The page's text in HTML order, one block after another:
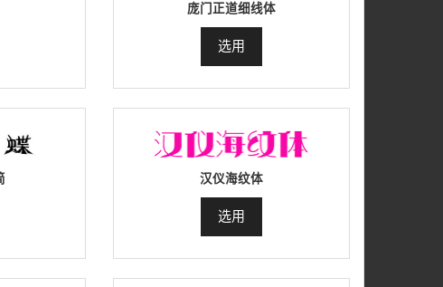
庞门正道细线体
选用
汉仪海纹体
选用